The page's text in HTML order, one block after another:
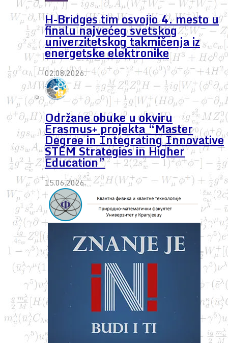
H-Bridges tim osvojio 4. mesto u
finalu najvećeg svetskog
univerzitetskog takmičenja iz
energetske elektronike
02.08.2026.
Održane obuke u okviru
Erasmus+ projekta “Master
Degree in Integrating Innovative
STEM Strategies in Higher
Education”
15.06.2026.